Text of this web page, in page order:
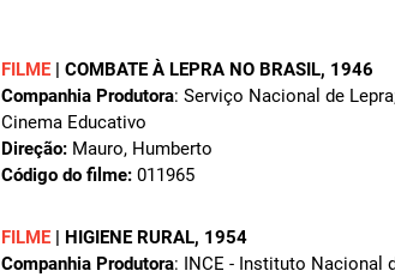
FILME | COMBATE À LEPRA NO BRASIL, 1946
Companhia Produtora: Serviço Nacional de
Cinema Educativo
Direção: Mauro, Humberto
Código do filme: 011965
FILME | HIGIENE RURAL, 1954
Companhia Produtora: INCE - Instituto Nacional